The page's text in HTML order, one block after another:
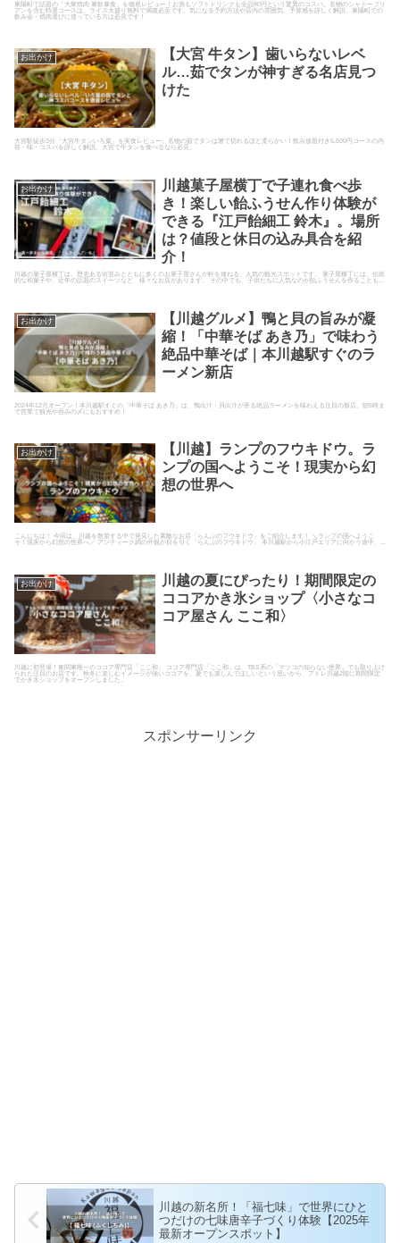
東陽町で話題の「大衆焼肉 暴飲暴食」を徹底レビュー！お酒もソフトドリンクも全品90円という驚異のコスパ。名物のシャトーブリ
アンを含む特選コースは、ライス大盛り無料で満腹必至です。気になる予約方法や店内の雰囲気、予算感を詳しく解説。東陽町での
飲み会・焼肉選びに迷っている方は必見です！
お出かけ
【大宮 牛タン】歯いらないレベ
ル…茹でタンが神すぎる名店見つ
けた
大宮駅徒歩3分「大宮牛タンいろ葉」を実食レビュー。名物の茹でタンは箸で切れるほど柔らかい！飲み放題付き5,500円コースの内
容・味・コスパを詳しく解説。大宮で牛タンを食べるなら必見。
お出かけ
川越菓子屋横丁で子連れ食べ歩
き！楽しい飴ふうせん作り体験が
できる『江戸飴細工 鈴木』。場所
は？値段と休日の込み具合を紹
介！
川越の菓子屋横丁は、歴史ある街並みとともに多くのお菓子屋さんが軒を連ねる、人気の観光スポットです。 菓子屋横丁には、伝統
的な和菓子や、近年の話題のスイーツなど、様々なお店があります。 その中でも、子供たちに人気なのが飴ふうせんを作ることも...
お出かけ
【川越グルメ】鴨と貝の旨みが凝
縮！「中華そば あき乃」で味わう
絶品中華そば｜本川越駅すぐのラ
ーメン新店
2024年12月オープン！本川越駅すぐの「中華そば あき乃」は、鴨出汁・貝出汁が香る絶品ラーメンを味わえる注目の新店。朝5時ま
で営業で観光や呑みの〆にもおすすめ！
お出かけ
【川越】ランプのフウキドウ。ラ
ンプの国へようこそ！現実から幻
想の世界へ
こんにちは！ 今回は、川越を散策する中で発見した素敵なお店「らんぷのフウキドウ」をご紹介します！ ＼ランプの国へようこ
そ！現実から幻想の世界へ／ アンティーク調の外観が目を引く「らんぷのフウキドウ」 本川越駅から小江戸エリアに向かう途中、...
お出かけ
川越の夏にぴったり！期間限定の
ココアかき氷ショップ〈小さなコ
コア屋さん ここ和〉
川越に初登場！東関東唯一のココア専門店「ここ和」 ココア専門店「ここ和」は、TBS系の「マツコの知らない世界」でも取り上げ
られた注目のお店です。秋冬に楽しむイメージが強いココアを、夏でも楽しんでほしいという思いから、アトレ川越2階に期間限定
でかき氷ショップをオープンしました。
スポンサーリンク
川越の新名所！「福七味」で世界にひと
つだけの七味唐辛子づくり体験【2025年
最新オープンスポット】